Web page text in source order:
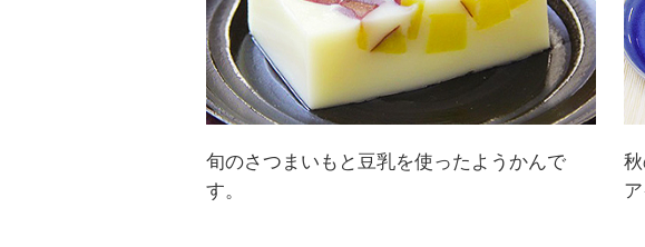
旬のさつまいもと豆乳を使ったようかんで
す。